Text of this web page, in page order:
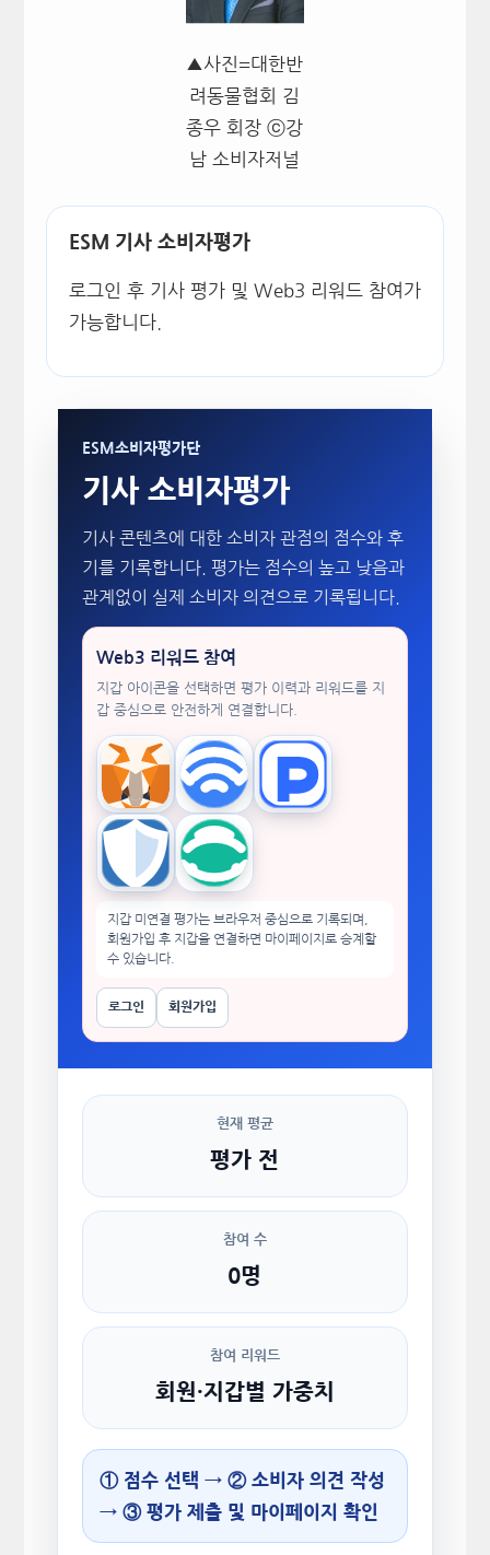
▲사진=대한반
려동물협회 김
종우 회장 ⓒ강
남 소비자저널
ESM 기사 소비자평가
로그인 후 기사 평가 및 Web3 리워드 참여가
가능합니다.
ESM소비자평가단
기사 소비자평가
기사 콘텐츠에 대한 소비자 관점의 점수와 후
기를 기록합니다. 평가는 점수의 높고 낮음과
관계없이 실제 소비자 의견으로 기록됩니다.
Web3 리워드 참여
지갑 아이콘을 선택하면 평가 이력과 리워드를 지
갑 중심으로 안전하게 연결합니다.
MetaMask WalletConnectTokenPocket
Trust Wallet imToken
지갑 미연결 평가는 브라우저 중심으로 기록되며,
회원가입 후 지갑을 연결하면 마이페이지로 승계할
수 있습니다.
로그인 회원가입
현재 평균
평가 전
참여 수
0명
참여 리워드
회원·지갑별 가중치
① 점수 선택 → ② 소비자 의견 작성
→ ③ 평가 제출 및 마이페이지 확인